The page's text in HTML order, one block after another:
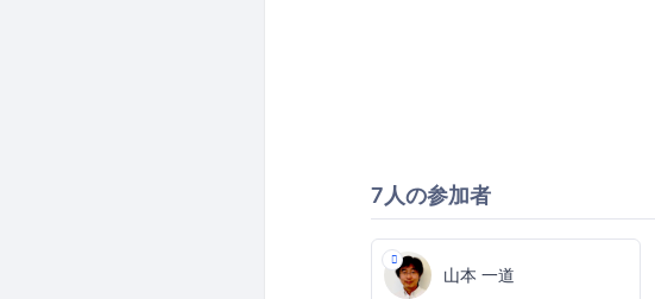
7人の参加者
山本 一道